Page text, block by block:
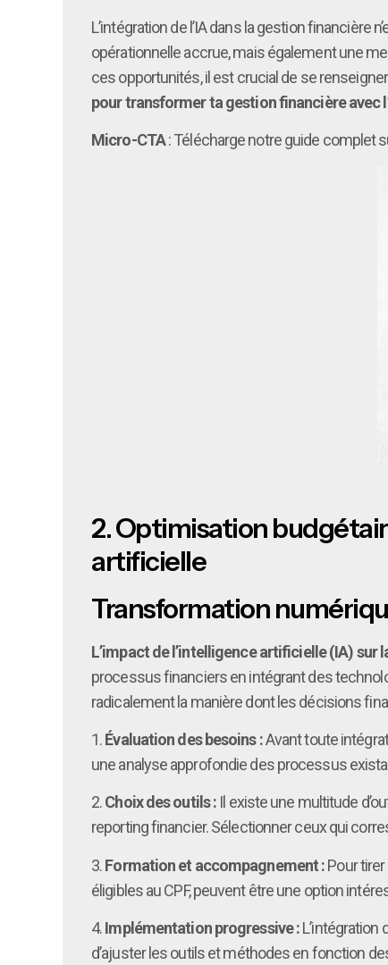
L’intégration de l’IA dans la gestion
opérationnelle accrue, mais également une
ces opportunités, il est crucial de se
pour transformer ta gestion financière avec
Micro-CTA: Télécharge notre guide complet
2.Optimisation
artificielle
Transformation
L’impact de l’intelligence artificielle (IA)
processus financiers en intégrant des
radicalement la manière dont les décisions
1.Évaluation des besoins :Avant toute
une analyse approfondie des processus
2.Choix des outils : Il existe une multitude
reporting financier. Sélectionner ceux qui
3.Formation et accompagnement :Pour
éligibles au CPF, peuvent être une option
4.Implémentation progressive :
d’ajuster les outils et méthodes en fonction